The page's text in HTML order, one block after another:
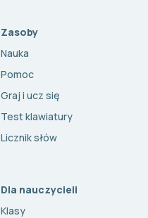
Zasoby
Nauka
Pomoc
Graj i ucz się
Test klawiatury
Licznik słów
Dla nauczycieli
Klasy